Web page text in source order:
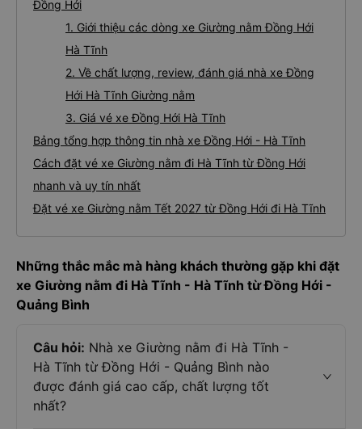
Đồng Hới
1. Giới thiệu các dòng xe Giường nằm Đồng Hới
Hà Tĩnh
2. Về chất lượng, review, đánh giá nhà xe Đồng
Hới Hà Tĩnh Giường nằm
3. Giá vé xe Đồng Hới Hà Tĩnh
Bảng tổng hợp thông tin nhà xe Đồng Hới - Hà Tĩnh
Cách đặt vé xe Giường nằm đi Hà Tĩnh từ Đồng Hới
nhanh và uy tín nhất
Đặt vé xe Giường nằm Tết 2027 từ Đồng Hới đi Hà Tĩnh
Những thắc mắc mà hàng khách thường gặp khi đặt
xe Giường nằm đi Hà Tĩnh - Hà Tĩnh từ Đồng Hới -
Quảng Bình
Câu hỏi: Nhà xe Giường nằm đi Hà Tĩnh -
Hà Tĩnh từ Đồng Hới - Quảng Bình nào
được đánh giá cao cấp, chất lượng tốt
nhất?